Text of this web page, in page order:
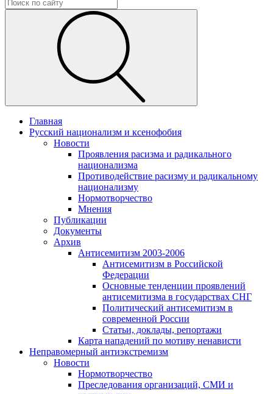
Главная
Русский национализм и ксенофобия
Новости
Проявления расизма и радикального
национализма
Противодействие расизму и радикальному
национализму
Нормотворчество
Мнения
Публикации
Документы
Архив
Антисемитизм 2003-2006
Антисемитизм в Российской
Федерации
Основные тенденции проявлений
антисемитизма в государствах СНГ
Политический антисемитизм в
современной России
Статьи, доклады, репортажи
Карта нападений по мотиву ненависти
Неправомерный антиэкстремизм
Новости
Нормотворчество
Преследования организаций, СМИ и